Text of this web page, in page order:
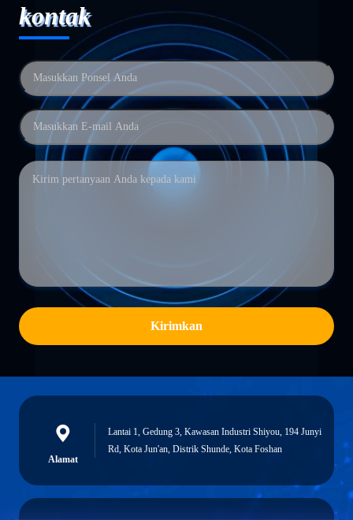
kontak
Kirimkan
Alamat
Lantai 1, Gedung 3, Kawasan Industri Shiyou, 194 Junyi
Rd, Kota Jun'an, Distrik Shunde, Kota Foshan